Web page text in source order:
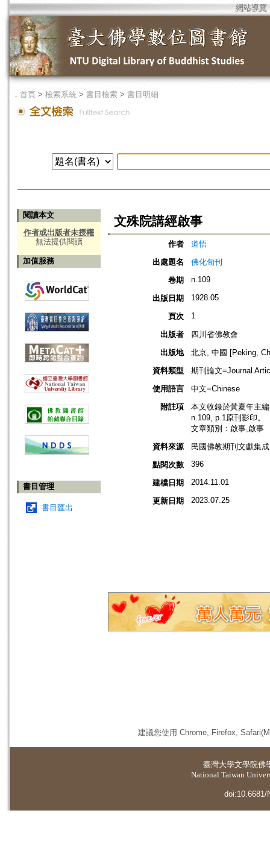
網站導覽
． 首頁 > 檢索系統 > 書目檢索 > 書目明細
閱讀本文
作者或出版者未授權
無法提供閱讀
加值服務
書目管理
書目匯出
文殊院講經啟事
作者
道悟
出處題名
佛化旬刊
卷期
n.109
出版日期 1928.05
頁次 1
出版者
四川省佛教會
出版地
北京, 中國 [Peking,
資料類型
期刊論文=Journal
使用語言
中文=Chinese
附註項
本文收錄於黃夏年主
n.109, p.1原刊影印。
文章類別：啟事,啟事
資料來源
民國佛教期刊文獻集
點閱次數
396
建檔日期 2014.11.01
更新日期 2023.07.25
建議您使用 Chrome, Firefox,
臺灣大學文學院佛
National Taiwan
doi:10.6681/